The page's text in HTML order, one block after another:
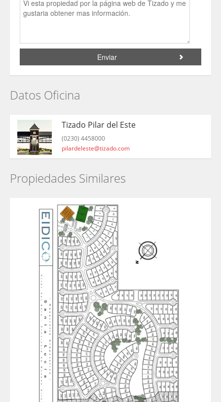
Datos Oficina
Tizado Pilar del Este
(0230) 4458000
pilardeleste@tizado.com
Propiedades Similares